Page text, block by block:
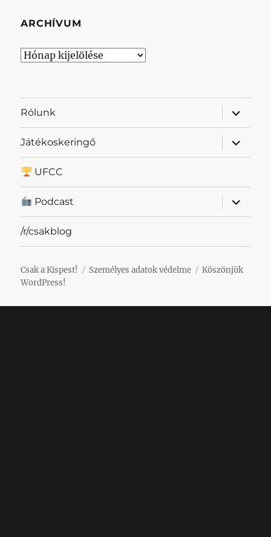
ARCHÍVUM
Archívum
Rólunk
almenü
Játékoskeringő
almenü
UFCC
Podcast
almenü
/r/csakblog
Csak a Kispest! Személyes adatok védelme
Köszönjük
WordPress!